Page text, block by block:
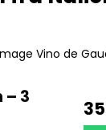
Vino de
3